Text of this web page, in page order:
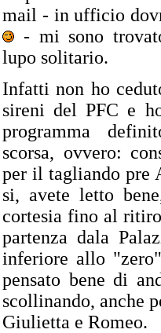
mail - in ufficio
- mi sono
lupo solitario.
Infatti non ho
sireni del PFC e
programma
scorsa, ovvero:
per il tagliando pre
si, avete letto
cortesia fino al
partenza dala
inferiore allo
pensato bene di
scollinando, anche
Giulietta e Romeo.